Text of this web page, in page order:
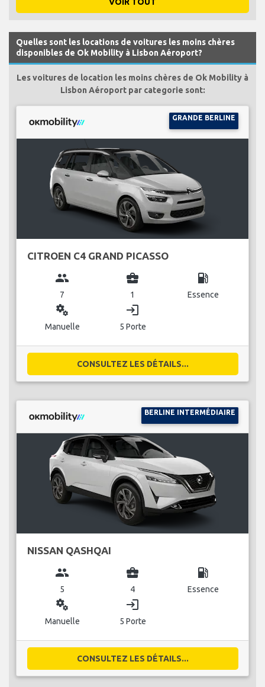
Quelles sont les locations de voitures les moins chères
disponibles de Ok Mobility à Lisbon Aéroport?
Les voitures de location les moins chères de Ok Mobility à
Lisbon Aéroport par categorie sont:
GRANDE BERLINE
CITROEN C4 GRAND PICASSO
group
7
business_center
1
local_gas_station
Essence
miscellaneous_services
Manuelle
login
5 Porte
CONSULTEZ LES DÉTAILS...
BERLINE INTERMÉDIAIRE
NISSAN QASHQAI
group
5
business_center
4
local_gas_station
Essence
miscellaneous_services
Manuelle
login
5 Porte
CONSULTEZ LES DÉTAILS...